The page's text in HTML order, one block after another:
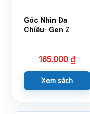
Góc Nhìn Đa
Chiều- Gen Z
165.000₫
Xem sách